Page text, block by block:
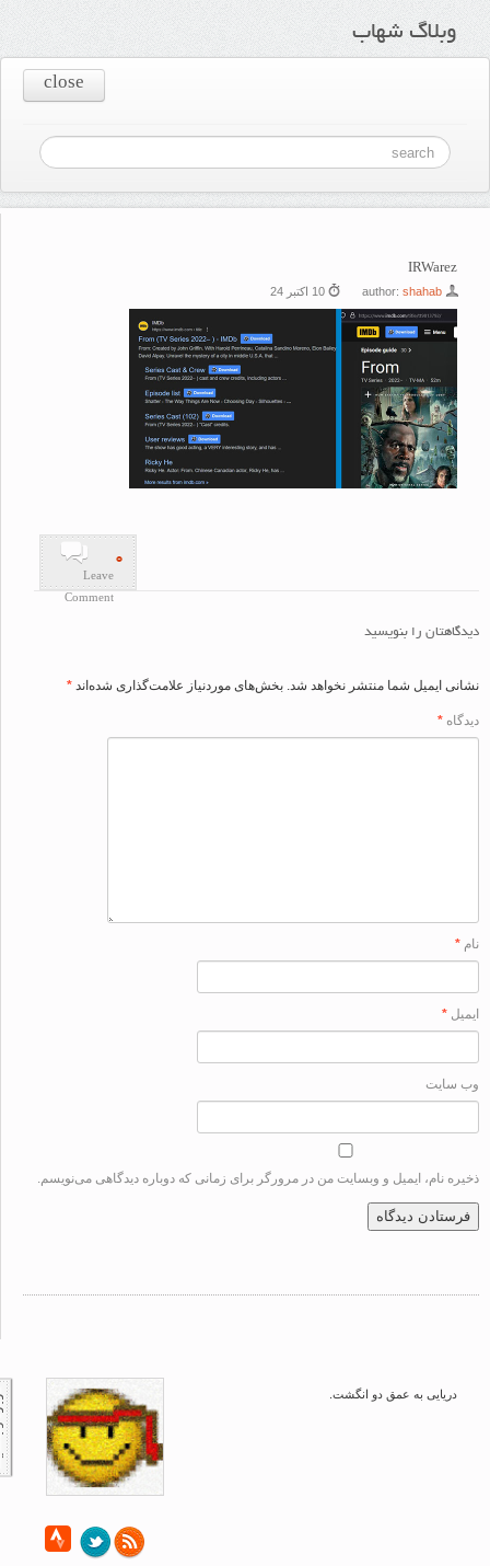
وبلاگ شهاب
close
IRWarez
author:shahab
Leave
Comment
را بنویسید
ایمیل شما منتشر نخواهد شد. بخش‌های موردنیاز علامت‌گذاری شده‌اند*
*
*
نام، ایمیل و وبسایت من در مرورگر برای زمانی که دوباره دیدگاهی می‌نویسم.
دریایی به عمق دو انگشت.